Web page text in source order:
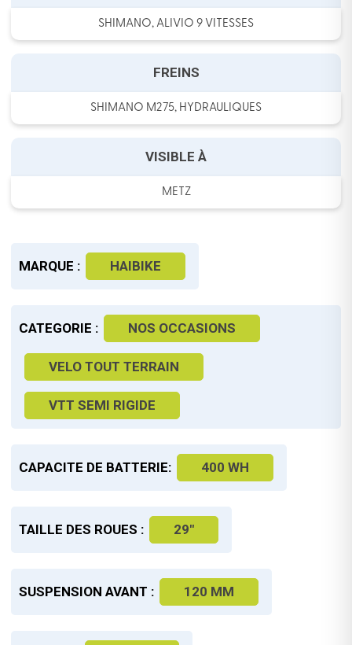
SHIMANO, ALIVIO 9 VITESSES
FREINS
SHIMANO M275, HYDRAULIQUES
VISIBLE À
METZ
MARQUE : HAIBIKE
CATEGORIE : NOS OCCASIONS
VELO TOUT TERRAIN
VTT SEMI RIGIDE
CAPACITE DE BATTERIE: 400 WH
TAILLE DES ROUES : 29"
SUSPENSION AVANT : 120 MM